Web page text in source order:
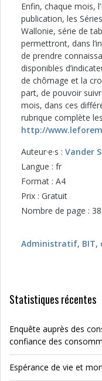
Enfin, chaque mois,
publication, les
Wallonie, série de
permettront, dans
de prendre
disponibles
de chômage et la
part, de pouvoir
mois, dans ces
rubrique complète
http://
Auteur·e·s : Vander
Langue : fr
Format : A4
Prix : Gratuit
Nombre de page : 38
Administratif, BIT,
Statistiques récentes
Enquête auprès des
confiance des
Espérance de vie et